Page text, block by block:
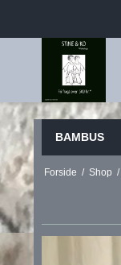
BAMBUS
Forside / Shop /